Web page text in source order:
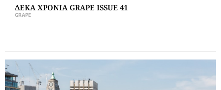
ΔΕΚΑ ΧΡΟΝΙΑ GRAPE ISSUE 41
GRAPE